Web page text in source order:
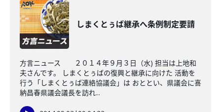
しまくとぅば継承へ条例制定要請
方言ニュース ２０１４年９月３日（水) 担当は上地和
夫さんです。 しまくとぅばの復興と継承に向けた 活動を
行う「しまくとぅば連絡協議会」は おととい、県議会に喜
納昌春県議会議長を訪れ...